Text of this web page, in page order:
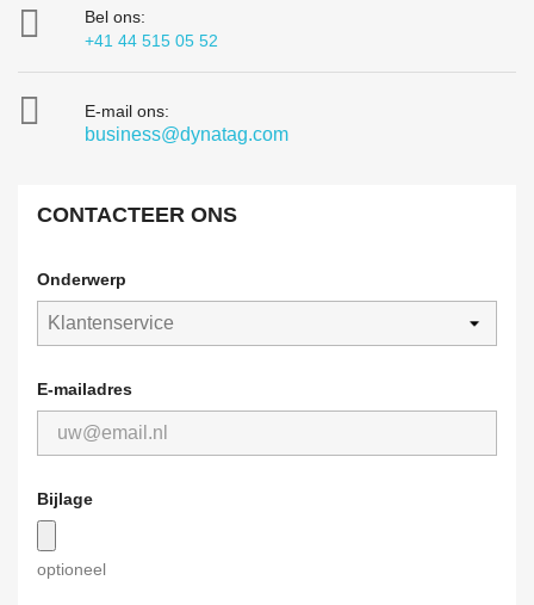

Bel ons:
+41 44 515 05 52
 E-mail ons:
business@dynatag.com
CONTACTEER ONS
Onderwerp
E-mailadres
Bijlage
optioneel